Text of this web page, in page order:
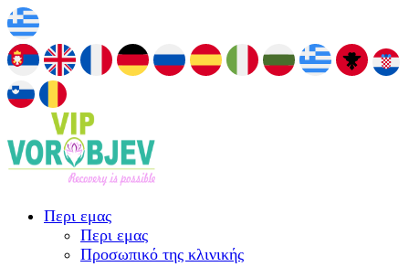
Περι εμας
Περι εμας
Προσωπικό της κλινικής